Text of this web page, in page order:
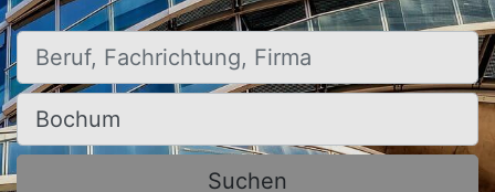
Beruf, Fachrichtung, Firma
Ort, Stadt
Suchen